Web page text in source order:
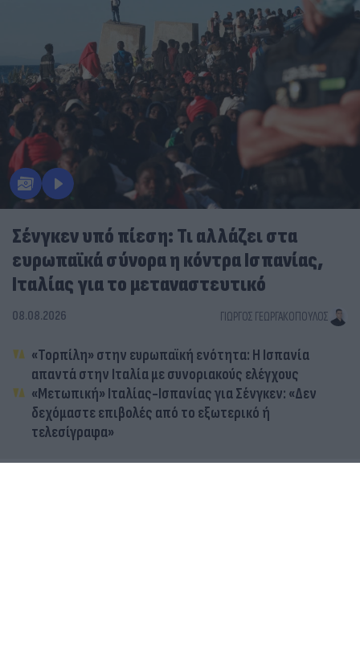
Σένγκεν υπό πίεση: Τι αλλάζει στα
ευρωπαϊκά σύνορα η κόντρα Ισπανίας,
Ιταλίας για το μεταναστευτικό
08.08.2026 ΓΙΏΡΓΟΣ ΓΕΩΡΓΑΚΌΠΟΥΛΟΣ
«Τορπίλη» στην ευρωπαϊκή ενότητα: Η Ισπανία
απαντά στην Ιταλία με συνοριακούς ελέγχους
«Μετωπική» Ιταλίας-Ισπανίας για Σένγκεν: «Δεν
δεχόμαστε επιβολές από το εξωτερικό ή
τελεσίγραφα»